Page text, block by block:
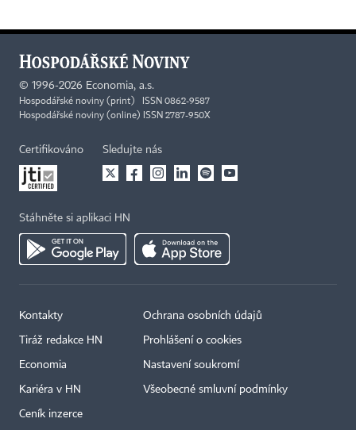
© 1996-2026 Economia, a.s.
Hospodářské noviny (print) ISSN 0862-9587
Hospodářské noviny (online) ISSN 2787-950X
Certifikováno Sledujte nás
Stáhněte si aplikaci HN
Kontakty
Tiráž redakce HN
Economia
Kariéra v HN
Ceník inzerce
Ochrana osobních údajů
Prohlášení o cookies
Nastavení soukromí
Všeobecné smluvní podmínky